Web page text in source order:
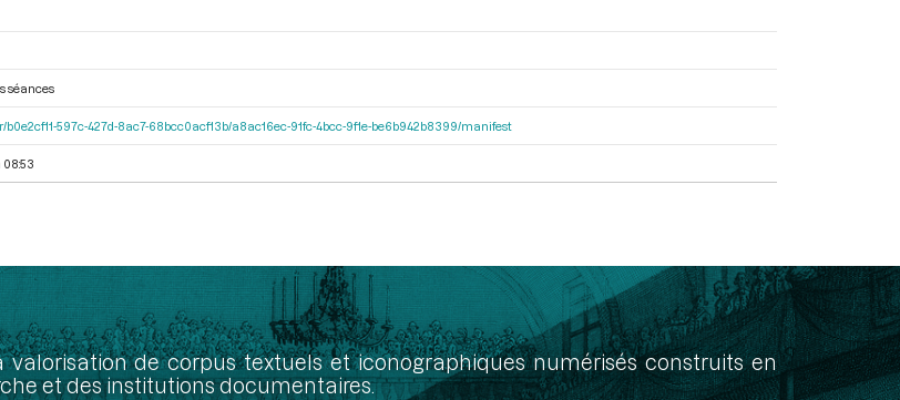
séances
b0e2cf11-597c-427d-8ac7-68bcc0acf13b/a8ac16ec-91fc-4bcc-9f1e-be6b942b8399/manifest
08:53
de corpus textuels et iconographiques numérisés construits en
et des institutions documentaires.